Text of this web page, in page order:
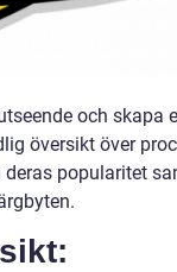
och skapa
översikt över
popularitet